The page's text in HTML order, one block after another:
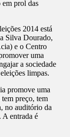
em prol das
2014 está
Silva Dourado,
e o Centro
uma
a sociedade
limpas.
promove uma
tem preço, tem
no auditório da
entrada é